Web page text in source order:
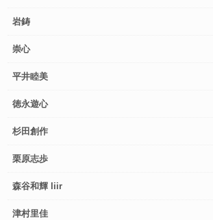
岩鋳
崇心
平井睦美
徳永遊心
杉田創作
栗原志歩
森谷和輝 liir
津村里佳